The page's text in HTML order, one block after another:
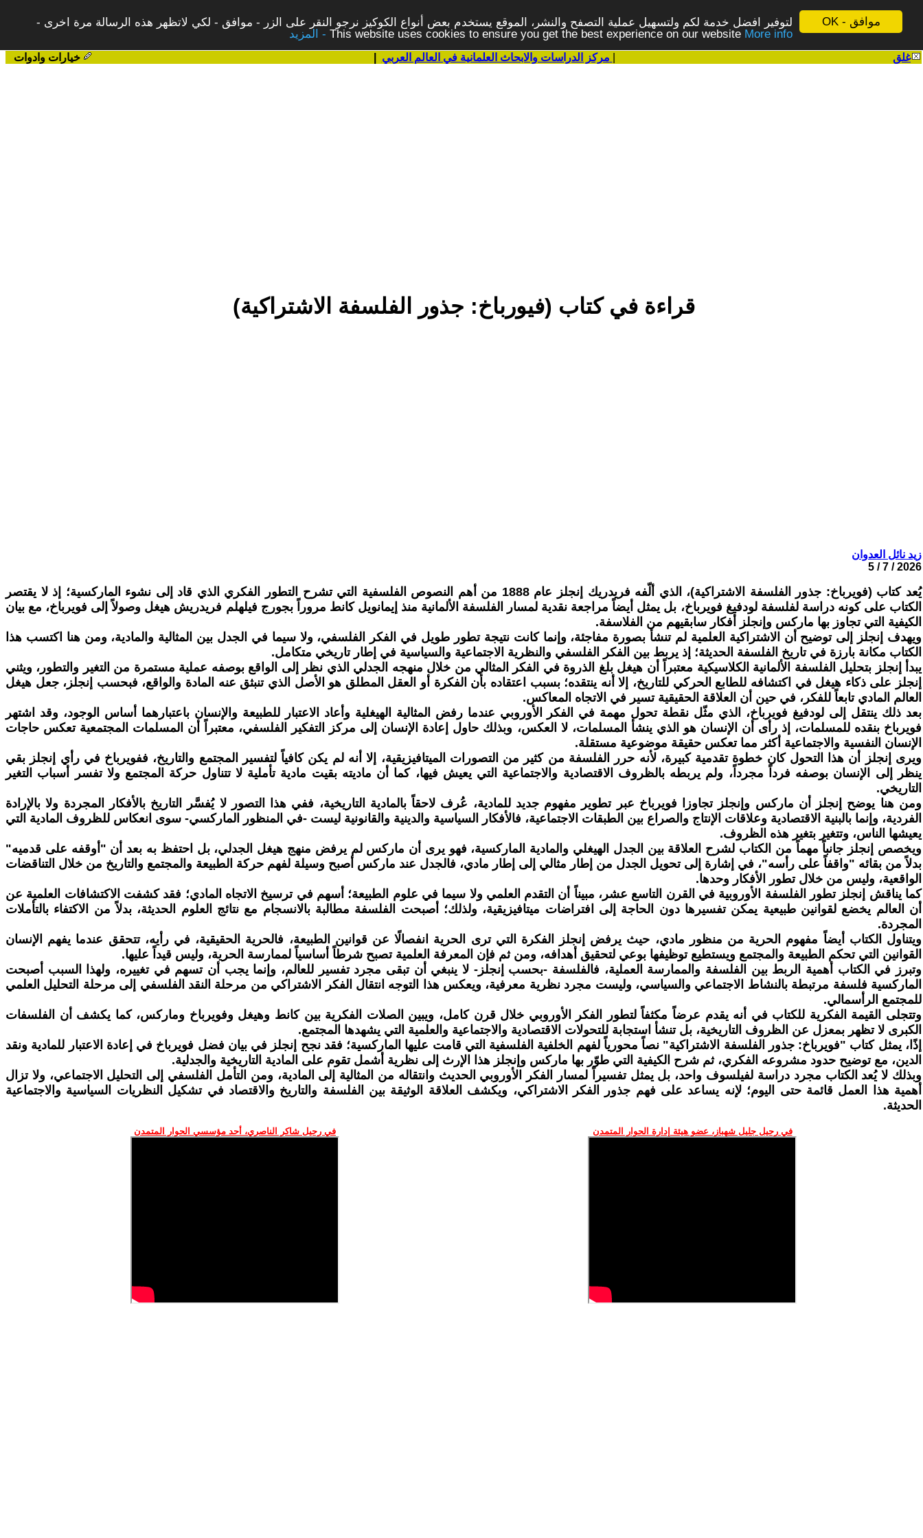
موافق - OK
لتوفير افضل خدمة لكم ولتسهيل عملية التصفح والنشر، الموقع يستخدم بعض أنواع الكوكيز نرجو النقر على الزر - موافق - لكي لاتظهر هذه الرسالة مرة اخرى -
This website uses cookies to ensure you get the best experience on our website More info - المزيد
غلق خيارات وادوات
قراءة في كتاب (فيورباخ: جذور الفلسفة الاشتراكية)
زيد نائل العدوان
2026 / 7 / 5
يُعد كتاب (فويرباخ: جذور الفلسفة الاشتراكية)، الذي ألّفه فريدريك إنجلز عام 1888 من أهم النصوص الفلسفية التي تشرح التطور الفكري الذي قاد إلى نشوء الماركسية؛ إذ لا يقتصر
الكتاب على كونه دراسة لفلسفة لودفيغ فويرباخ، بل يمثل أيضاً مراجعة نقدية لمسار الفلسفة الألمانية منذ إيمانويل كانط مروراً بجورج فيلهلم فريدريش هيغل وصولاً إلى فويرباخ، مع بيان
الكيفية التي تجاوز بها ماركس وإنجلز أفكار سابقيهم من الفلاسفة.
ويهدف إنجلز إلى توضيح أن الاشتراكية العلمية لم تنشأ بصورة مفاجئة، وإنما كانت نتيجة تطور طويل في الفكر الفلسفي، ولا سيما في الجدل بين المثالية والمادية، ومن هنا اكتسب هذا
الكتاب مكانة بارزة في تاريخ الفلسفة الحديثة؛ إذ يربط بين الفكر الفلسفي والنظرية الاجتماعية والسياسية في إطار تاريخي متكامل.
يبدأ إنجلز بتحليل الفلسفة الألمانية الكلاسيكية معتبراً أن هيغل بلغ الذروة في الفكر المثالي من خلال منهجه الجدلي الذي نظر إلى الواقع بوصفه عملية مستمرة من التغير والتطور، ويثني
إنجلز على ذكاء هيغل في اكتشافه للطابع الحركي للتاريخ، إلا أنه ينتقده؛ بسبب اعتقاده بأن الفكرة أو العقل المطلق هو الأصل الذي تنبثق عنه المادة والواقع، فبحسب إنجلز، جعل هيغل
العالم المادي تابعاً للفكر، في حين أن العلاقة الحقيقية تسير في الاتجاه المعاكس.
بعد ذلك ينتقل إلى لودفيغ فويرباخ، الذي مثّل نقطة تحول مهمة في الفكر الأوروبي عندما رفض المثالية الهيغلية وأعاد الاعتبار للطبيعة والإنسان باعتبارهما أساس الوجود، وقد اشتهر
فويرباخ بنقده للمسلمات، إذ رأى أن الإنسان هو الذي ينشأ المسلمات، لا العكس، وبذلك حاول إعادة الإنسان إلى مركز التفكير الفلسفي، معتبراً أن المسلمات المجتمعية تعكس حاجات
الإنسان النفسية والاجتماعية أكثر مما تعكس حقيقة موضوعية مستقلة.
ويرى إنجلز أن هذا التحول كان خطوة تقدمية كبيرة، لأنه حرر الفلسفة من كثير من التصورات الميتافيزيقية، إلا أنه لم يكن كافياً لتفسير المجتمع والتاريخ، ففويرباخ في رأي إنجلز بقي
ينظر إلى الإنسان بوصفه فرداً مجرداً، ولم يربطه بالظروف الاقتصادية والاجتماعية التي يعيش فيها، كما أن ماديته بقيت مادية تأملية لا تتناول حركة المجتمع ولا تفسر أسباب التغير
التاريخي.
ومن هنا يوضح إنجلز أن ماركس وإنجلز تجاوزا فويرباخ عبر تطوير مفهوم جديد للمادية، عُرف لاحقاً بالمادية التاريخية، ففي هذا التصور لا يُفسَّر التاريخ بالأفكار المجردة ولا بالإرادة
الفردية، وإنما بالبنية الاقتصادية وعلاقات الإنتاج والصراع بين الطبقات الاجتماعية، فالأفكار السياسية والدينية والقانونية ليست -في المنظور الماركسي- سوى انعكاس للظروف المادية التي
يعيشها الناس، وتتغير بتغير هذه الظروف.
ويخصص إنجلز جانباً مهماً من الكتاب لشرح العلاقة بين الجدل الهيغلي والمادية الماركسية، فهو يرى أن ماركس لم يرفض منهج هيغل الجدلي، بل احتفظ به بعد أن "أوقفه على قدميه"
بدلاً من بقائه "واقفاً على رأسه"، في إشارة إلى تحويل الجدل من إطار مثالي إلى إطار مادي، فالجدل عند ماركس أصبح وسيلة لفهم حركة الطبيعة والمجتمع والتاريخ من خلال التناقضات
الواقعية، وليس من خلال تطور الأفكار وحدها.
كما يناقش إنجلز تطور الفلسفة الأوروبية في القرن التاسع عشر، مبيناً أن التقدم العلمي ولا سيما في علوم الطبيعة؛ أسهم في ترسيخ الاتجاه المادي؛ فقد كشفت الاكتشافات العلمية عن
أن العالم يخضع لقوانين طبيعية يمكن تفسيرها دون الحاجة إلى افتراضات ميتافيزيقية، ولذلك؛ أصبحت الفلسفة مطالبة بالانسجام مع نتائج العلوم الحديثة، بدلاً من الاكتفاء بالتأملات
المجردة.
ويتناول الكتاب أيضاً مفهوم الحرية من منظور مادي، حيث يرفض إنجلز الفكرة التي ترى الحرية انفصالًا عن قوانين الطبيعة، فالحرية الحقيقية، في رأيه، تتحقق عندما يفهم الإنسان
القوانين التي تحكم الطبيعة والمجتمع ويستطيع توظيفها بوعي لتحقيق أهدافه، ومن ثم فإن المعرفة العلمية تصبح شرطاً أساسياً لممارسة الحرية، وليس قيداً عليها.
وتبرز في الكتاب أهمية الربط بين الفلسفة والممارسة العملية، فالفلسفة -بحسب إنجلز- لا ينبغي أن تبقى مجرد تفسير للعالم، وإنما يجب أن تسهم في تغييره، ولهذا السبب أصبحت
الماركسية فلسفة مرتبطة بالنشاط الاجتماعي والسياسي، وليست مجرد نظرية معرفية، ويعكس هذا التوجه انتقال الفكر الاشتراكي من مرحلة النقد الفلسفي إلى مرحلة التحليل العلمي
للمجتمع الرأسمالي.
وتتجلى القيمة الفكرية للكتاب في أنه يقدم عرضاً مكثفاً لتطور الفكر الأوروبي خلال قرن كامل، ويبين الصلات الفكرية بين كانط وهيغل وفويرباخ وماركس، كما يكشف أن الفلسفات
الكبرى لا تظهر بمعزل عن الظروف التاريخية، بل تنشأ استجابة للتحولات الاقتصادية والاجتماعية والعلمية التي يشهدها المجتمع.
إذًا، يمثل كتاب "فويرباخ: جذور الفلسفة الاشتراكية" نصاً محورياً لفهم الخلفية الفلسفية التي قامت عليها الماركسية؛ فقد نجح إنجلز في بيان فضل فويرباخ في إعادة الاعتبار للمادية ونقد
الدين، مع توضيح حدود مشروعه الفكري، ثم شرح الكيفية التي طوّر بها ماركس وإنجلز هذا الإرث إلى نظرية أشمل تقوم على المادية التاريخية والجدلية.
وبذلك لا يُعد الكتاب مجرد دراسة لفيلسوف واحد، بل يمثل تفسيراً لمسار الفكر الأوروبي الحديث وانتقاله من المثالية إلى المادية، ومن التأمل الفلسفي إلى التحليل الاجتماعي، ولا تزال
أهمية هذا العمل قائمة حتى اليوم؛ لإنه يساعد على فهم جذور الفكر الاشتراكي، ويكشف العلاقة الوثيقة بين الفلسفة والتاريخ والاقتصاد في تشكيل النظريات السياسية والاجتماعية
الحديثة.
في رحيل جليل شهباز، عضو هيئة إدارة الحوار المتمدن في رحيل شاكر الناصري، أحد مؤسسي الحوار المتمدن